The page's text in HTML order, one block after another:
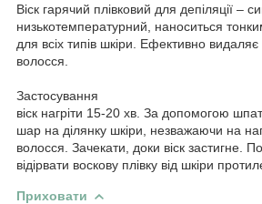
Віск гарячий плівковий для депіляції –
низькотемпературний, наноситься
для всіх типів шкіри. Ефективно
волосся.
Застосування
віск нагріти 15-20 хв. За допомогою
шар на ділянку шкіри, незважаючи на
волосся. Зачекати, доки віск застигне.
відірвати воскову плівку від шкіри
Приховати